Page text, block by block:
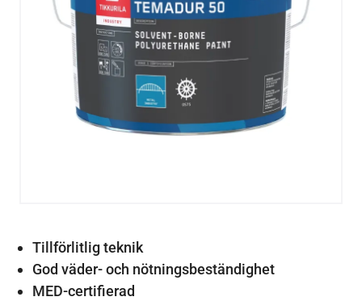
Tillförlitlig teknik
God väder- och nötningsbeständighet
MED-certifierad